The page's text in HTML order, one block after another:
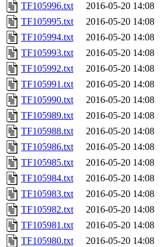
TF105996.txt
2016-05-20 14:08
TF105995.txt
2016-05-20 14:08
TF105994.txt
2016-05-20 14:08
TF105993.txt
2016-05-20 14:08
TF105992.txt
2016-05-20 14:08
TF105991.txt
2016-05-20 14:08
TF105990.txt
2016-05-20 14:08
TF105989.txt
2016-05-20 14:08
TF105988.txt
2016-05-20 14:08
TF105986.txt
2016-05-20 14:08
TF105985.txt
2016-05-20 14:08
TF105984.txt
2016-05-20 14:08
TF105983.txt
2016-05-20 14:08
TF105982.txt
2016-05-20 14:08
TF105981.txt
2016-05-20 14:08
TF105980.txt
2016-05-20 14:08